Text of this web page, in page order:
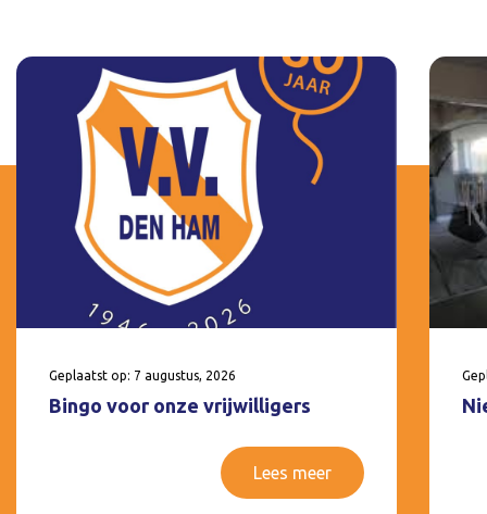
Geplaatst op: 7 augustus, 2026
Bingo voor onze vrijwilligers
Lees meer